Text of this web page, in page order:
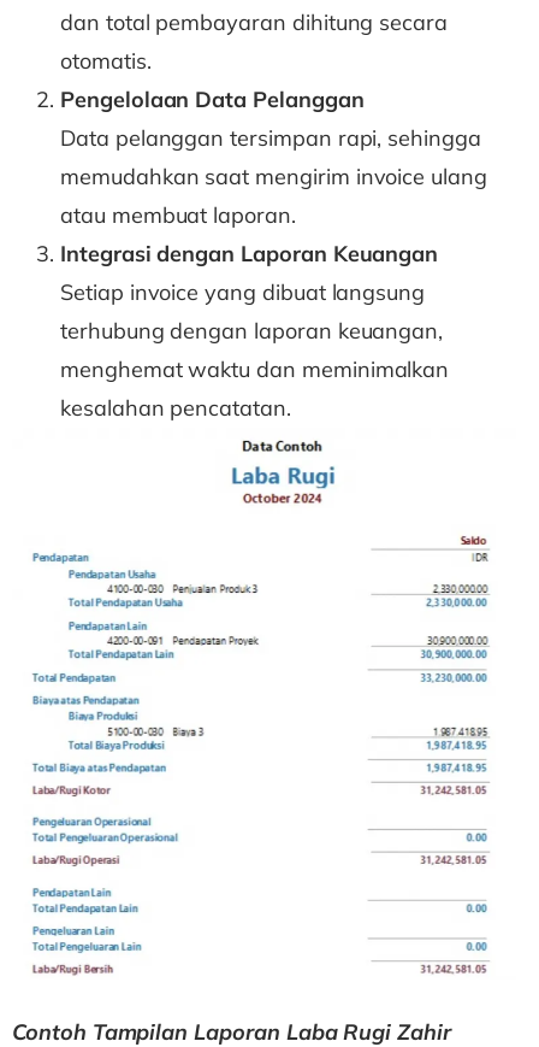
dan total pembayaran dihitung secara
otomatis.
Pengelolaan Data Pelanggan
Data pelanggan tersimpan rapi, sehingga
memudahkan saat mengirim invoice ulang
atau membuat laporan.
Integrasi dengan Laporan Keuangan
Setiap invoice yang dibuat langsung
terhubung dengan laporan keuangan,
menghemat waktu dan meminimalkan
kesalahan pencatatan.
Contoh Tampilan Laporan Laba Rugi Zahir